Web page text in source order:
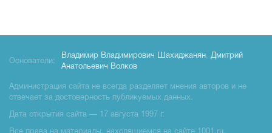
Основатели:
Владимир Владимирович Шахиджанян, Дмитрий
Анатольевич Волков
Администрация сайта не всегда разделяет мнения авторов и не
отвечает за достоверность публикуемых данных.
Дата открытия сайта — 17 августа 1997 г.